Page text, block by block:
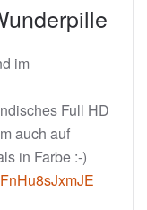
im
Full HD
auch auf
in Farbe :-)